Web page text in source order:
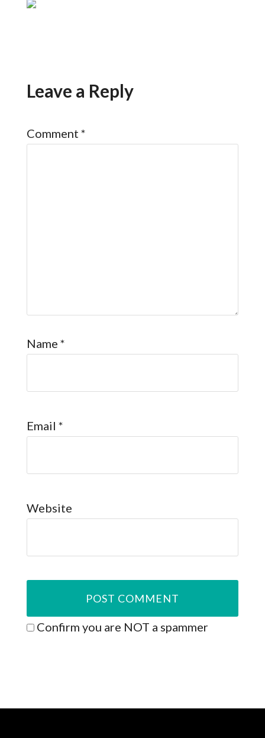
Leave a Reply
Comment *
Name *
Email *
Website
Confirm you are NOT a spammer